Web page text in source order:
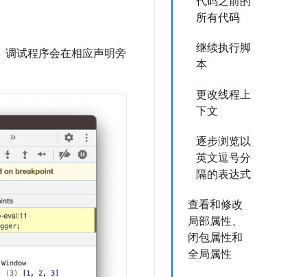
所有代码
继续执行脚
本
更改线程上
下文
逐步浏览以
英文逗号分
隔的表达式
查看和修改
局部属性、
闭包属性和
全局属性
调试程序会在相应声明旁